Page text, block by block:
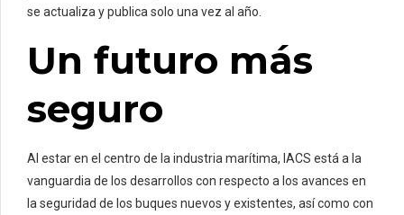
se actualiza y publica solo una vez al año.
Un futuro más
seguro
Al estar en el centro de la industria marítima, IACS está a la
vanguardia de los desarrollos con respecto a los avances en
la seguridad de los buques nuevos y existentes, así como con